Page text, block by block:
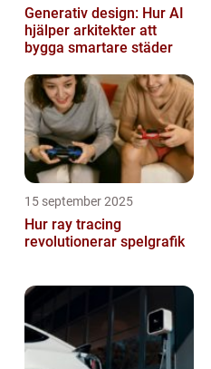
Generativ design: Hur AI
hjälper arkitekter att
bygga smartare städer
15 september 2025
Hur ray tracing
revolutionerar spelgrafik